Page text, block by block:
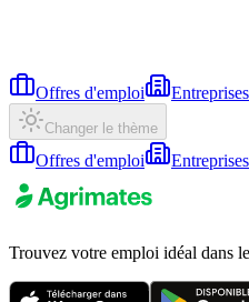
Offres d'emploi Entreprises
Changer le thème
Offres d'emploi Entreprises
Trouvez votre emploi idéal dans